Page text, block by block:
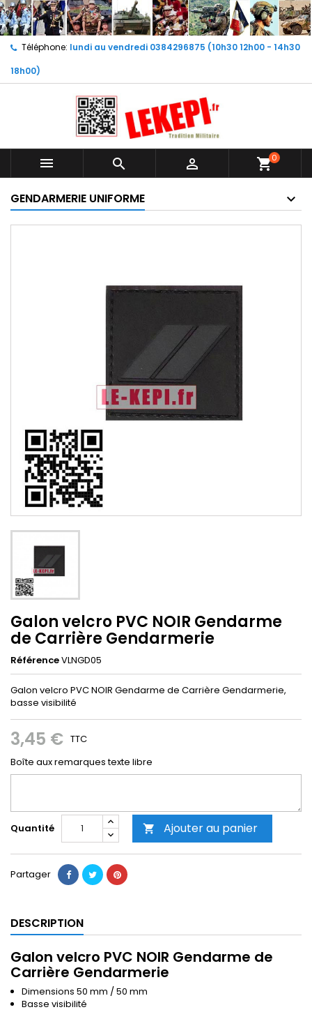
Téléphone: lundi au vendredi 0384296875 (10h30 12h00 - 14h30
18h00)
   shopping_cart0
GENDARMERIE UNIFORME
Galon velcro PVC NOIR Gendarme
de Carrière Gendarmerie
RéférenceVLNGD05
Galon velcro PVC NOIR Gendarme de Carrière Gendarmerie,
basse visibilité
3,45 € TTC
Boîte aux remarques texte libre
Quantité  Ajouter au panier
Partager
DESCRIPTION
Galon velcro PVC NOIR Gendarme de
Carrière Gendarmerie
Dimensions 50 mm / 50 mm
Basse visibilité